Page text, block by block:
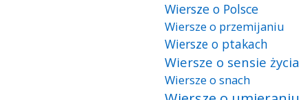
Wiersze o Polsce
Wiersze o przemijaniu
Wiersze o ptakach
Wiersze o sensie życia
Wiersze o snach